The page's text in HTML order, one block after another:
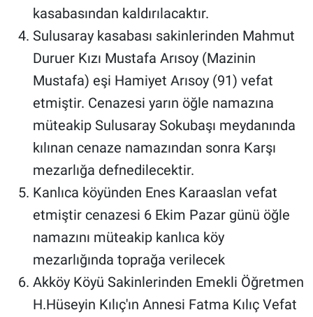
kasabasından kaldırılacaktır.
Sulusaray kasabası sakinlerinden Mahmut
Duruer Kızı Mustafa Arısoy (Mazinin
Mustafa) eşi Hamiyet Arısoy (91) vefat
etmiştir. Cenazesi yarın öğle namazına
müteakip Sulusaray Sokubaşı meydanında
kılınan cenaze namazından sonra Karşı
mezarlığa defnedilecektir.
Kanlıca köyünden Enes Karaaslan vefat
etmiştir cenazesi 6 Ekim Pazar günü öğle
namazını müteakip kanlıca köy
mezarlığında toprağa verilecek
Akköy Köyü Sakinlerinden Emekli Öğretmen
H.Hüseyin Kılıç'ın Annesi Fatma Kılıç Vefat
Haberde İnsan